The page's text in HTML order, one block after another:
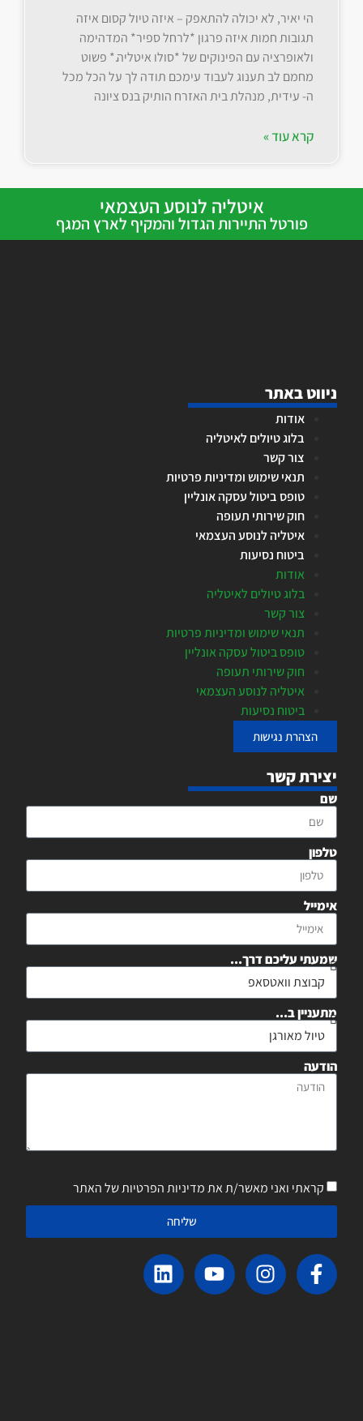
הי יאיר, לא יכולה להתאפק – איזה טיול קסום איזה
תגובות חמות איזה פרגון *לרחל ספיר* המדהימה
ולאופרציה עם הפינוקים של *סולו איטליה.* פשוט
מחמם לב תענוג לעבוד עימכם תודה לך על הכל מכל
ה- עידית, מנהלת בית האזרח הותיק בנס ציונה
קרא עוד »
איטליה לנוסע העצמאי
פורטל התיירות הגדול והמקיף לארץ המגף
ניווט באתר
אודות
בלוג טיולים לאיטליה
צור קשר
תנאי שימוש ומדיניות פרטיות
טופס ביטול עסקה אונליין
חוק שירותי תעופה
איטליה לנוסע העצמאי
ביטוח נסיעות
אודות
בלוג טיולים לאיטליה
צור קשר
תנאי שימוש ומדיניות פרטיות
טופס ביטול עסקה אונליין
חוק שירותי תעופה
איטליה לנוסע העצמאי
ביטוח נסיעות
הצהרת נגישות
יצירת קשר
שם
טלפון
אימייל
שמעתי עליכם דרך...
מתעניין ב...
הודעה
קראתי ואני מאשר/ת את מדיניות הפרטיות של האתר
שליחה